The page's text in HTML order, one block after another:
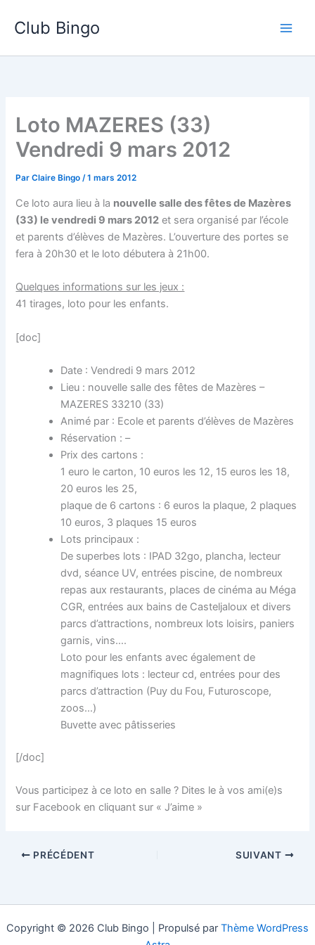
Club Bingo
Loto MAZERES (33)
Vendredi 9 mars 2012
ParClaire Bingo/1 mars 2012
Ce loto aura lieu à la nouvelle salle des fêtes de Mazères
(33) le vendredi 9 mars 2012 et sera organisé par l’école
et parents d’élèves de Mazères. L’ouverture des portes se
fera à 20h30 et le loto débutera à 21h00.
Quelques informations sur les jeux :
41 tirages, loto pour les enfants.
[doc]
Date : Vendredi 9 mars 2012
Lieu : nouvelle salle des fêtes de Mazères –
MAZERES 33210 (33)
Animé par : Ecole et parents d’élèves de Mazères
Réservation : –
Prix des cartons :
1 euro le carton, 10 euros les 12, 15 euros les 18,
20 euros les 25,
plaque de 6 cartons : 6 euros la plaque, 2 plaques
10 euros, 3 plaques 15 euros
Lots principaux :
De superbes lots : IPAD 32go, plancha, lecteur
dvd, séance UV, entrées piscine, de nombreux
repas aux restaurants, places de cinéma au Méga
CGR, entrées aux bains de Casteljaloux et divers
parcs d’attractions, nombreux lots loisirs, paniers
garnis, vins….
Loto pour les enfants avec également de
magnifiques lots : lecteur cd, entrées pour des
parcs d’attraction (Puy du Fou, Futuroscope,
zoos…)
Buvette avec pâtisseries
[/doc]
Vous participez à ce loto en salle ? Dites le à vos ami(e)s
sur Facebook en cliquant sur « J’aime »
PRÉCÉDENT SUIVANT
Copyright © 2026 Club Bingo | Propulsé par Thème WordPress